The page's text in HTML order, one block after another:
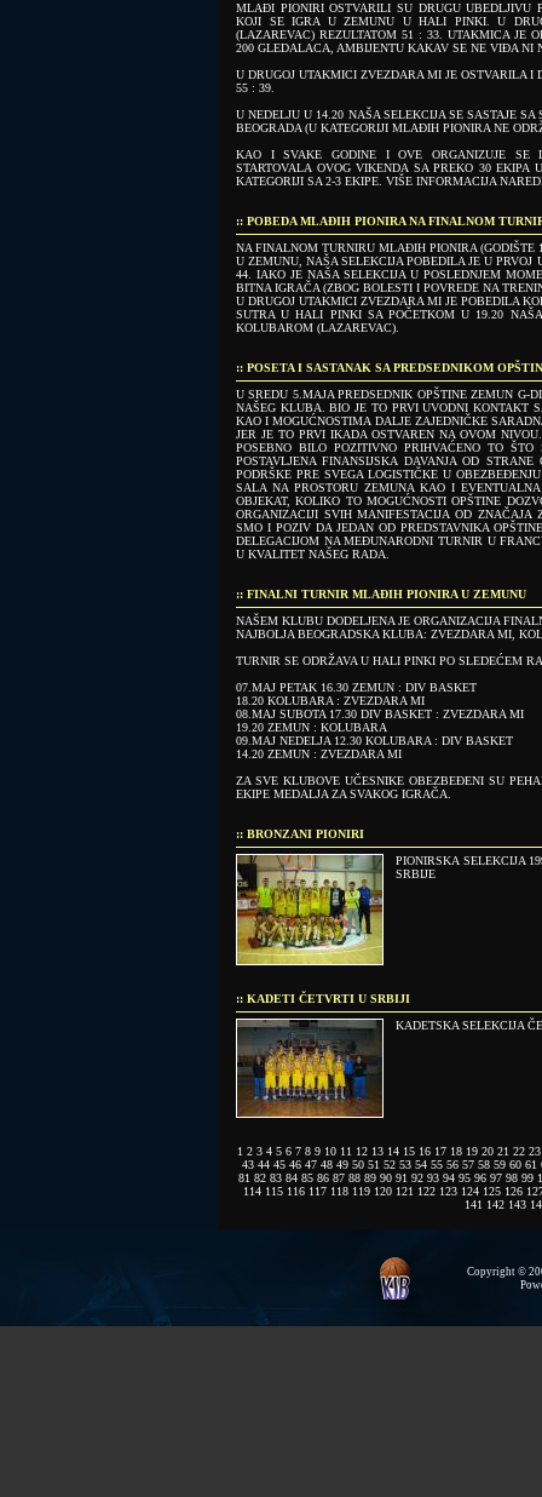
MLAĐI PIONIRI OSTVARILI SU DRUGU UBEDLJIVU
KOJI SE IGRA U ZEMUNU U HALI PINKI. U
(LAZAREVAC) REZULTATOM 51 : 33. UTAKMICA JE
200 GLEDALACA, AMBIJENTU KAKAV SE NE VIĐA NI
U DRUGOJ UTAKMICI ZVEZDARA MI JE OSTVARILA I
55 : 39.
U NEDELJU U 14.20 NAŠA SELEKCIJA SE SASTAJE
BEOGRADA (U KATEGORIJI MLAĐIH PIONIRA NE
KAO I SVAKE GODINE I OVE ORGANIZUJE SE
STARTOVALA OVOG VIKENDA SA PREKO 30
KATEGORIJI SA 2-3 EKIPE. VIŠE INFORMACIJA
:: POBEDA MLAĐIH PIONIRA NA FINALNOM
NA FINALNOM TURNIRU MLAĐIH PIONIRA
U ZEMUNU, NAŠA SELEKCIJA POBEDILA JE U
44. IAKO JE NAŠA SELEKCIJA U POSLEDNJEM
BITNA IGRAČA (ZBOG BOLESTI I POVREDE NA
U DRUGOJ UTAKMICI ZVEZDARA MI JE POBEDILA
SUTRA U HALI PINKI SA POČETKOM U 19.20
KOLUBAROM (LAZAREVAC).
:: POSETA I SASTANAK SA PREDSEDNIKOM
U SREDU 5.MAJA PREDSEDNIK OPŠTINE ZEMUN G-
NAŠEG KLUBA. BIO JE TO PRVI UVODNI KONTAKT
KAO I MOGUĆNOSTIMA DALJE ZAJEDNIČKE
JER JE TO PRVI IKADA OSTVAREN NA OVOM
POSEBNO BILO POZITIVNO PRIHVAĆENO TO
POSTAVLJENA FINANSIJSKA DAVANJA OD
PODRŠKE PRE SVEGA LOGISTIČKE U
SALA NA PROSTORU ZEMUNA KAO I
OBJEKAT, KOLIKO TO MOGUĆNOSTI OPŠTINE
ORGANIZACIJI SVIH MANIFESTACIJA OD
SMO I POZIV DA JEDAN OD PREDSTAVNIKA
DELEGACIJOM NA MEĐUNARODNI TURNIR U
U KVALITET NAŠEG RADA.
:: FINALNI TURNIR MLAĐIH PIONIRA U ZEMUNU
NAŠEM KLUBU DODELJENA JE ORGANIZACIJA
NAJBOLJA BEOGRADSKA KLUBA: ZVEZDARA MI,
TURNIR SE ODRŽAVA U HALI PINKI PO SLEDEĆEM
07.MAJ PETAK 16.30 ZEMUN : DIV BASKET
18.20 KOLUBARA : ZVEZDARA MI
08.MAJ SUBOTA 17.30 DIV BASKET : ZVEZDARA MI
19.20 ZEMUN : KOLUBARA
09.MAJ NEDELJA 12.30 KOLUBARA : DIV BASKET
14.20 ZEMUN : ZVEZDARA MI
ZA SVE KLUBOVE UČESNIKE OBEZBEĐENI SU
EKIPE MEDALJA ZA SVAKOG IGRAČA.
:: BRONZANI PIONIRI
PIONIRSKA SELEKCIJA
SRBIJE
:: KADETI ČETVRTI U SRBIJI
KADETSKA SELEKCIJA
1 2 3 4 5 6 7 8 9 10 11 12 13 14 15 16 17 18 19 20 21 22 23
43 44 45 46 47 48 49 50 51 52 53 54 55 56 57 58 59 60 61
81 82 83 84 85 86 87 88 89 90 91 92 93 94 95 96 97 98 99
114 115 116 117 118 119 120 121 122 123 124 125 126
141 142 143
Copyright ©